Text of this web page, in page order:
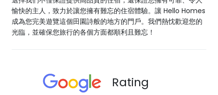
愉快的主人，致力於讓您擁有難忘的住宿體驗。讓 Hello Homes
成為您完美遊覽這個田園詩般的地方的門戶。我們熱忱歡迎您的
光臨，並確保您旅行的各個方面都順利且難忘！
Rating